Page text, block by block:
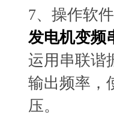
7、操作软
发电机变频
运用串联谐
输出频率，
压。